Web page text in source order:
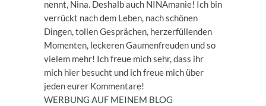
nennt, Nina. Deshalb auch NINAmanie! Ich bin
verrückt nach dem Leben, nach schönen
Dingen, tollen Gesprächen, herzerfüllenden
Momenten, leckeren Gaumenfreuden und so
vielem mehr! Ich freue mich sehr, dass ihr
mich hier besucht und ich freue mich über
jeden eurer Kommentare!
WERBUNG AUF MEINEM BLOG